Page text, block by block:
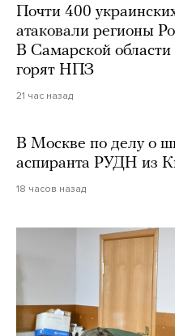
Почти 400
атаковали регионы
В Самарской
горят НПЗ
21 час назад
В Москве по делу о
аспиранта РУДН из
18 часов назад